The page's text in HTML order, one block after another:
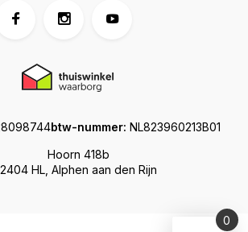
Hoorn 418b
2404 HL, Alphen aan den Rijn
btw-nummer: NL823960213B01
0